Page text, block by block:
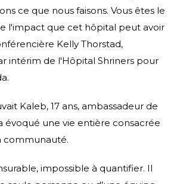
ce que nous faisons. Vous êtes le
l'impact que cet hôpital peut avoir
Kelly Thorstad,
intérim de l'Hôpital Shriners pour
Kaleb, 17 ans, ambassadeur de
évoqué une vie entière consacrée
communauté.
impossible à quantifier. Il